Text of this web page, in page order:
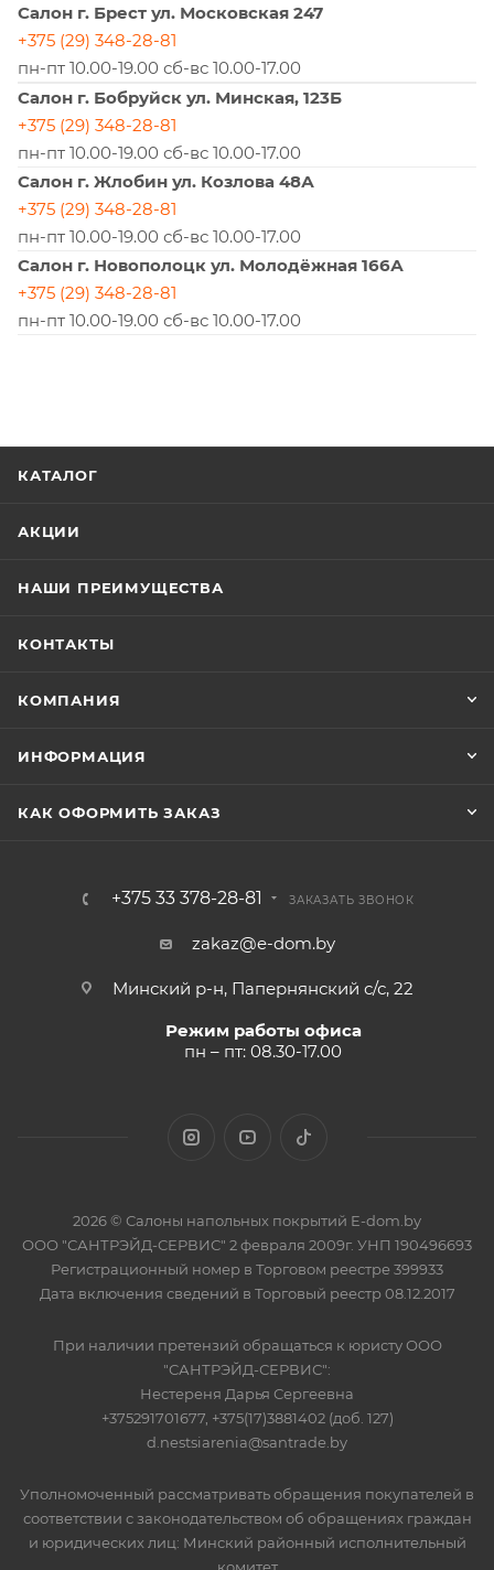
Салон г. Брест ул. Московская 247
+375 (29) 348-28-81
пн-пт 10.00-19.00 сб-вс 10.00-17.00
Салон г. Бобруйск ул. Минская, 123Б
+375 (29) 348-28-81
пн-пт 10.00-19.00 сб-вс 10.00-17.00
Салон г. Жлобин ул. Козлова 48А
+375 (29) 348-28-81
пн-пт 10.00-19.00 сб-вс 10.00-17.00
Салон г. Новополоцк ул. Молодёжная 166А
+375 (29) 348-28-81
пн-пт 10.00-19.00 сб-вс 10.00-17.00
КАТАЛОГ
АКЦИИ
НАШИ ПРЕИМУЩЕСТВА
КОНТАКТЫ
КОМПАНИЯ
ИНФОРМАЦИЯ
КАК ОФОРМИТЬ ЗАКАЗ
+375 33 378-28-81 ЗАКАЗАТЬ ЗВОНОК
zakaz@e-dom.by
Минский р-н, Папернянский с/с, 22
Режим работы офиса
пн – пт: 08.30-17.00
2026 © Салоны напольных покрытий E-dom.by
ООО "САНТРЭЙД-СЕРВИС" 2 февраля 2009г. УНП 190496693
Регистрационный номер в Торговом реестре 399933
Дата включения сведений в Торговый реестр 08.12.2017
При наличии претензий обращаться к юристу ООО
"САНТРЭЙД-СЕРВИС":
Нестереня Дарья Сергеевна
+375291701677, +375(17)3881402 (доб. 127)
d.nestsiarenia@santrade.by
Уполномоченный рассматривать обращения покупателей в
соответствии с законодательством об обращениях граждан
и юридических лиц: Минский районный исполнительный